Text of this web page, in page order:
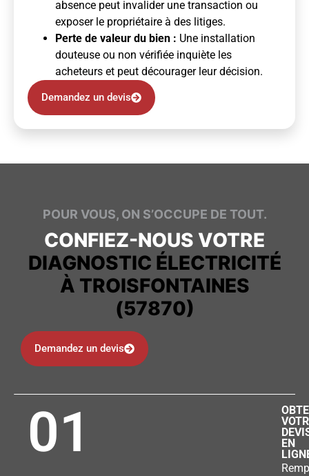
absence peut invalider une transaction ou
exposer le propriétaire à des litiges.
Perte de valeur du bien : Une installation
douteuse ou non vérifiée inquiète les
acheteurs et peut décourager leur décision.
Demandez un devis
POUR VOUS, ON S’OCCUPE DE TOUT.
CONFIEZ-NOUS VOTRE
DIAGNOSTIC ÉLECTRICITÉ
À TROISFONTAINES
(57870)
Demandez un devis
01
EN